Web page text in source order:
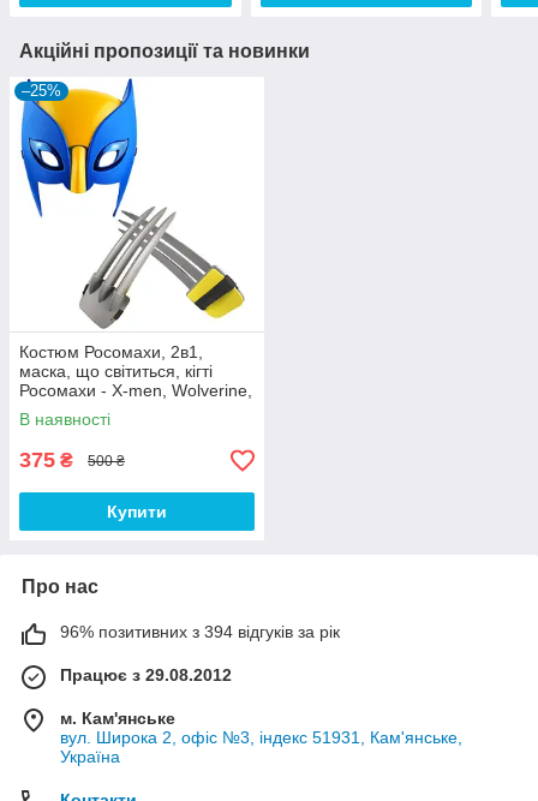
Акційні пропозиції та новинки
–25%
Костюм Росомахи, 2в1,
маска, що світиться, кігті
Росомахи - X-men, Wolverine,
set 2
В наявності
375 ₴ 500 ₴
Купити
Про нас
96% позитивних з 394 відгуків за рік
Працює з 29.08.2012
м. Кам'янське
вул. Широка 2, офіс №3, індекс 51931, Кам'янське,
Україна